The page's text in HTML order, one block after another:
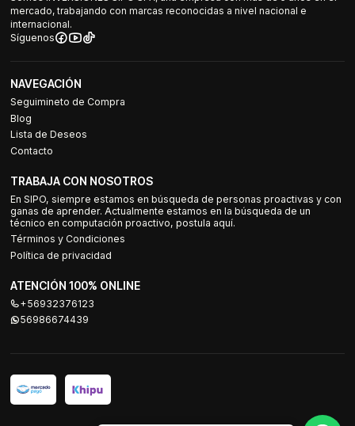
mercado, trabajando con marcas reconocidas a nivel nacional e
internacional.
Síguenos
NAVEGACIÓN
Seguimineto de Compra
Blog
Lista de Deseos
Contacto
TRABAJA CON NOSOTROS
En SIPO, siempre estamos en búsqueda de personas proactivas y con
ganas de aprender. Actualmente estamos en la búsqueda de un
técnico en computación proactivo, postula aquí.
Términos y Condiciones
Política de privacidad
ATENCIÓN 100% ONLINE
+56932376123
56986674439